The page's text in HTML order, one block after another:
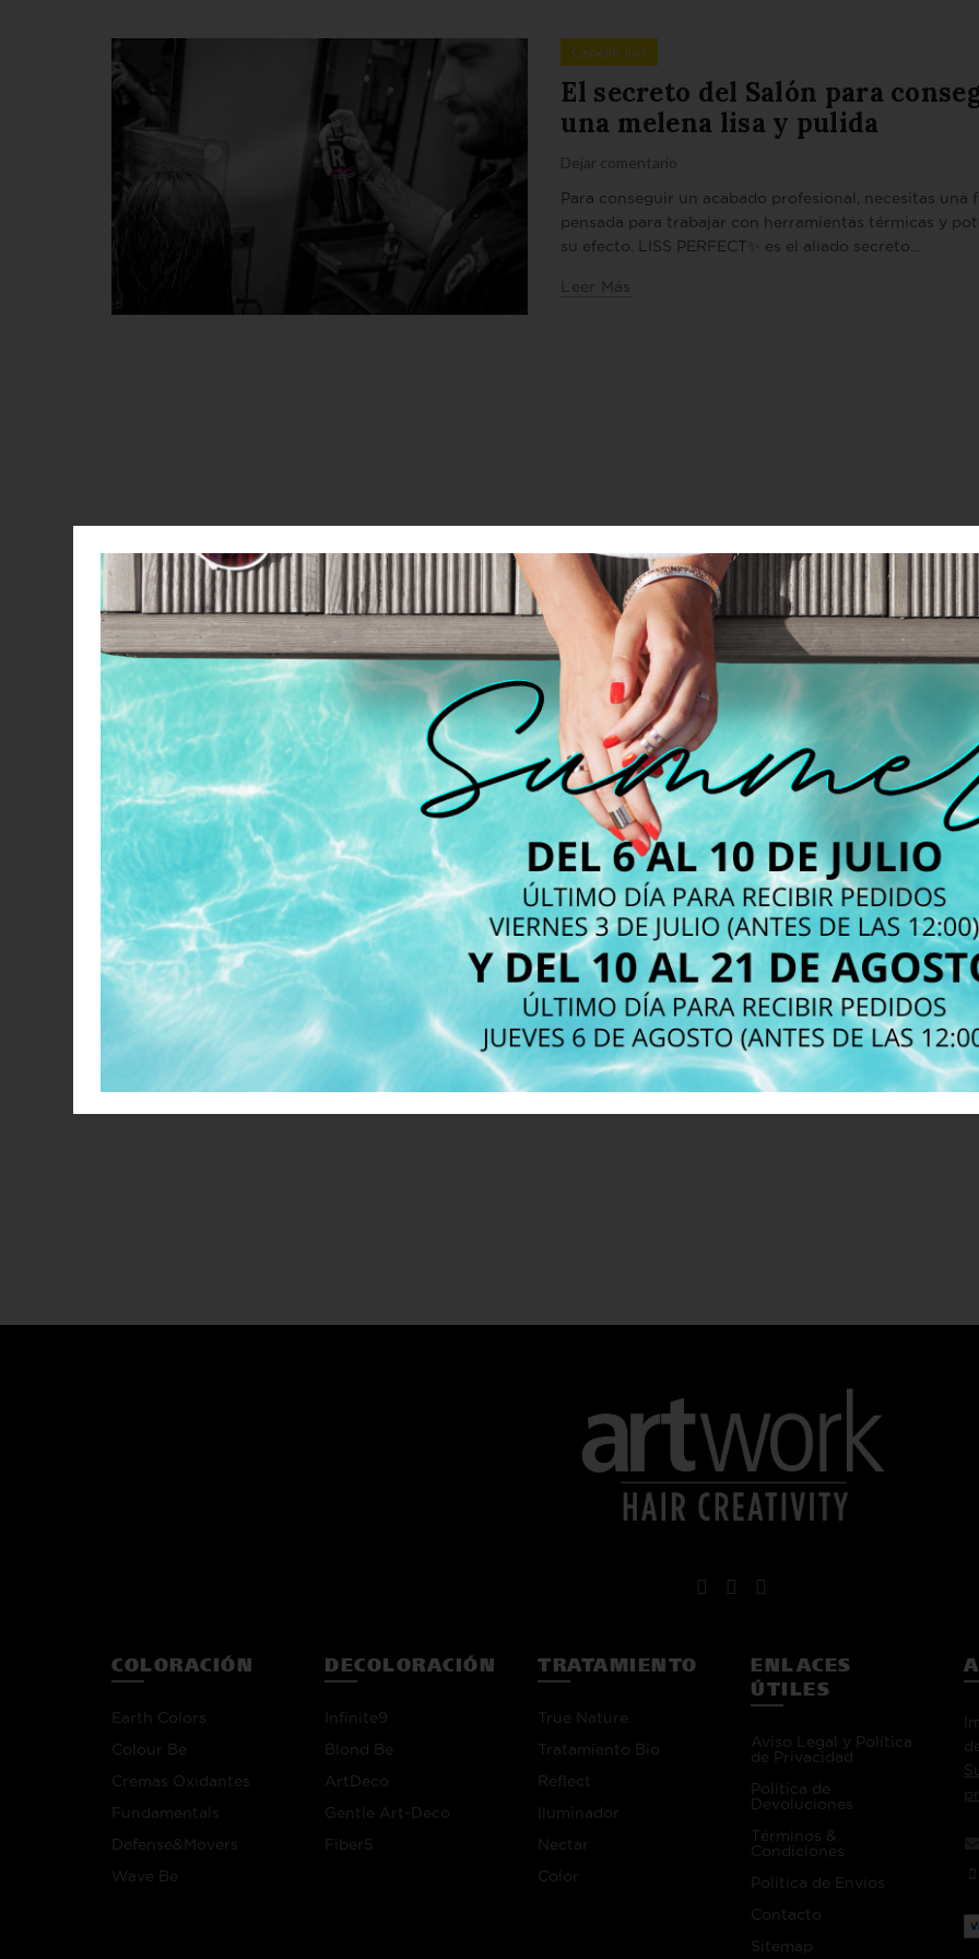
Cabello liso
El secreto del Salón para
una melena lisa y pulida
Dejar comentario
Para conseguir un acabado profesional, necesitas una
pensada para trabajar con herramientas térmicas y
su efecto. LISS PERFECT✨ es el aliado secreto...
Leer Más
COLORACIÓN
Earth Colors
Colour Be
Cremas Oxidantes
Fundamentals
Defense&Movers
Wave Be
DECOLORACIÓN
Infinite9
Blond Be
ArtDeco
Gentle Art-Deco
Fiber5
TRATAMIENTO
True Nature.
Tratamiento Bio
Reflect
Iluminador
Nectar
Color
ENLACES
ÚTILES
Aviso Legal y Política
de Privacidad
Política de
Devoluciones
Términos &
Condiciones
Política de Envíos
Contacto
Sitemap